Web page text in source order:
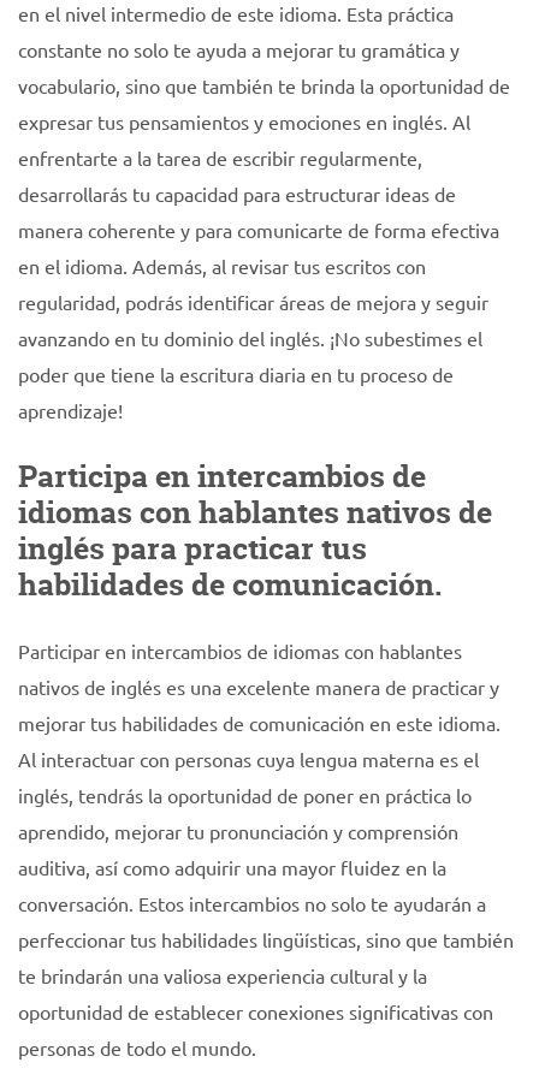
en el nivel intermedio de este idioma. Esta práctica
constante no solo te ayuda a mejorar tu gramática y
vocabulario, sino que también te brinda la oportunidad de
expresar tus pensamientos y emociones en inglés. Al
enfrentarte a la tarea de escribir regularmente,
desarrollarás tu capacidad para estructurar ideas de
manera coherente y para comunicarte de forma efectiva
en el idioma. Además, al revisar tus escritos con
regularidad, podrás identificar áreas de mejora y seguir
avanzando en tu dominio del inglés. ¡No subestimes el
poder que tiene la escritura diaria en tu proceso de
aprendizaje!
Participa en intercambios de
idiomas con hablantes nativos de
inglés para practicar tus
habilidades de comunicación.
Participar en intercambios de idiomas con hablantes
nativos de inglés es una excelente manera de practicar y
mejorar tus habilidades de comunicación en este idioma.
Al interactuar con personas cuya lengua materna es el
inglés, tendrás la oportunidad de poner en práctica lo
aprendido, mejorar tu pronunciación y comprensión
auditiva, así como adquirir una mayor fluidez en la
conversación. Estos intercambios no solo te ayudarán a
perfeccionar tus habilidades lingüísticas, sino que también
te brindarán una valiosa experiencia cultural y la
oportunidad de establecer conexiones significativas con
personas de todo el mundo.